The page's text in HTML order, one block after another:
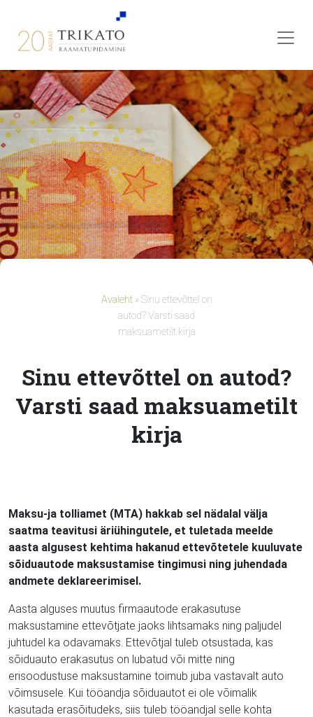
Avaleht»Sinu ettevõttel on
autod? Varsti saad
maksuametilt kirja
Sinu ettevõttel on autod?
Varsti saad maksuametilt
kirja
Maksu-ja tolliamet (MTA) hakkab sel nädalal välja
saatma teavitusi äriühingutele, et tuletada meelde
aasta algusest kehtima hakanud ettevõtetele kuuluvate
sõiduautode maksustamise tingimusi ning juhendada
andmete deklareerimisel.
Aasta alguses muutus firmaautode erakasutuse
maksustamine ettevõtjate jaoks lihtsamaks ning paljudel
juhtudel ka odavamaks. Ettevõtjal tuleb otsustada, kas
sõiduauto erakasutus on lubatud või mitte ning
erisoodustuse maksustamine toimub juba vastavalt auto
võimsusele. Kui tööandja sõiduautot ei ole võimalik
kasutada erasõitudeks, siis tuleb tööandjal selle kohta